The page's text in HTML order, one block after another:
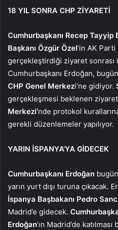
18 YIL SONRA CHP ZİYARETİ
Cumhurbaşkanı Recep Tayyip
Başkanı Özgür Özel‘in AK
gerçekleştirdiği ziyaret sonrası
Cumhurbaşkanı Erdoğan, bugün
CHP Genel Merkezi’ne gidiyor.
gerçekleşmesi beklenen
Merkezi’nde protokol
gerekli düzenlemeler yapılıyor.
YARIN İSPANYA’YA GİDECEK
Cumhurbaşkanı Erdoğan
yarın yurt dışı turuna çıkacak.
İspanya Başbakanı Pedro
Madrid’e gidecek.
Erdoğan‘ın Madrid’de